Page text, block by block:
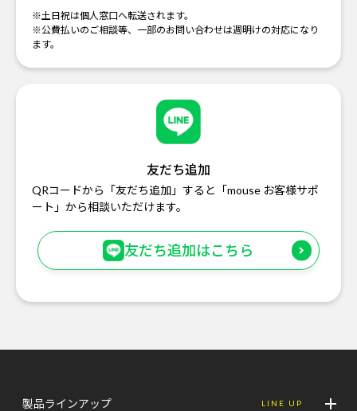
※土日祝は個人窓口へ転送されます。
※公費払いのご相談等、一部のお問い合わせは週明けの対応になり
ます。
友だち追加
QRコードから「友だち追加」すると「mouse お客様サポ
ート」から相談いただけます。
友だち追加はこちら
製品ラインアップ LINE UP